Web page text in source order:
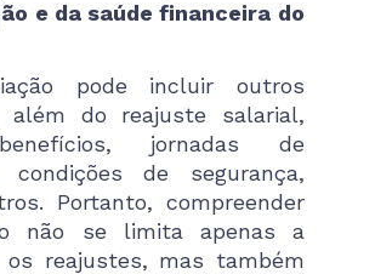
e da saúde financeira do
pode incluir outros
além do reajuste salarial,
jornadas de
condições de segurança,
Portanto, compreender
não se limita apenas a
os reajustes, mas também